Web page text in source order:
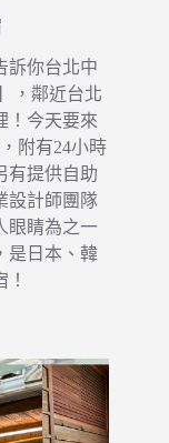
訴你台北中
，鄰近台北
！今天要來
附有24小時
有提供自助
設計師團隊
眼睛為之一
是日本、韓